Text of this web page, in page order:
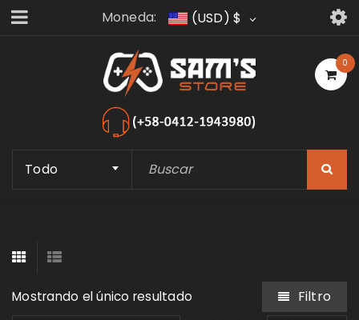
Moneda: (USD)$
0
Todo
Mostrando el único resultado Filtro